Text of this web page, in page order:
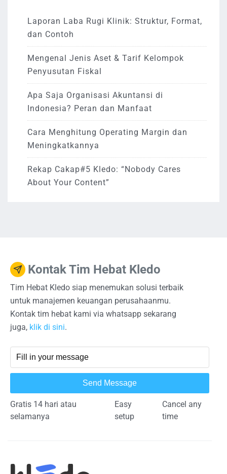
Laporan Laba Rugi Klinik: Struktur, Format,
dan Contoh
Mengenal Jenis Aset & Tarif Kelompok
Penyusutan Fiskal
Apa Saja Organisasi Akuntansi di
Indonesia? Peran dan Manfaat
Cara Menghitung Operating Margin dan
Meningkatkannya
Rekap Cakap#5 Kledo: “Nobody Cares
About Your Content”
Kontak Tim Hebat Kledo
Tim Hebat Kledo siap menemukan solusi terbaik
untuk manajemen keuangan perusahaanmu.
Kontak tim hebat kami via whatsapp sekarang
juga, klik di sini.
Send Message
Gratis 14 hari atau
selamanya
Easy
setup
Cancel any
time